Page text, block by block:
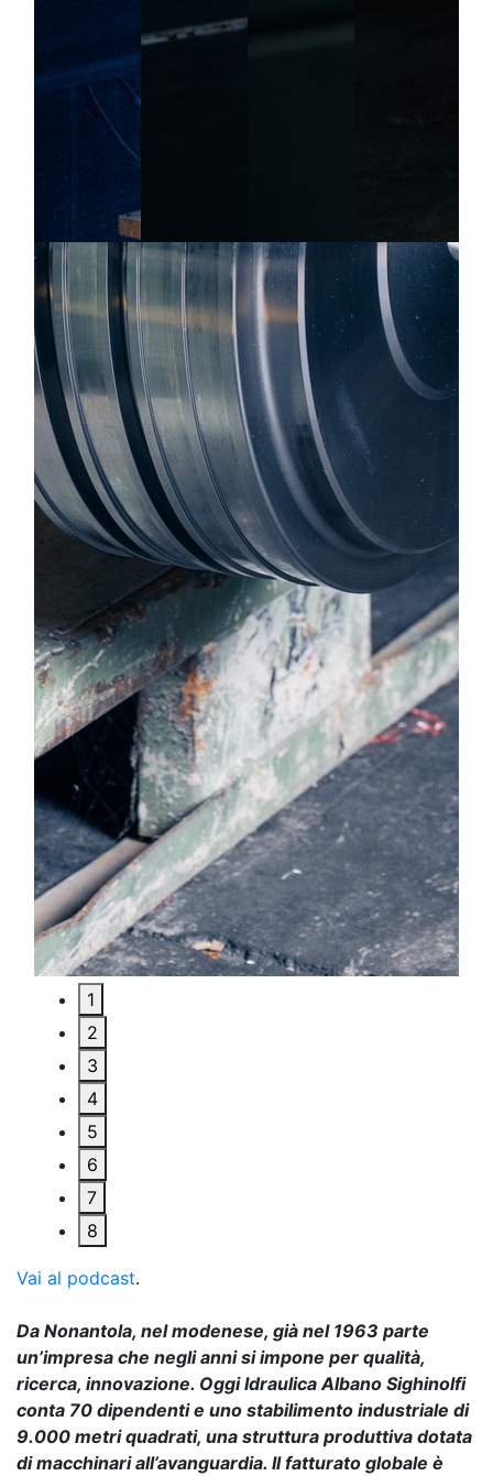
1
2
3
4
5
6
7
8
Vai al podcast.
Da Nonantola, nel modenese, già nel 1963 parte
un’impresa che negli anni si impone per qualità,
ricerca, innovazione. Oggi Idraulica Albano Sighinolfi
conta 70 dipendenti e uno stabilimento industriale di
9.000 metri quadrati, una struttura produttiva dotata
di macchinari all’avanguardia. Il fatturato globale è